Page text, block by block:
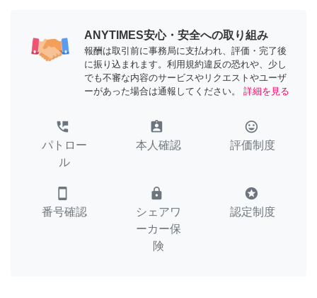
ANYTIMES安心・安全への取り組み
報酬は取引前に事務局に支払われ、評価・完了後
に振り込まれます。利用規約違反の恐れや、少し
でも不審な内容のサービスやリクエストやユーザ
ーがあった場合は通報してください。
詳細を見る
perm_phone_msg
パトロー
ル
assignment_ind
本人確認
tag_faces
評価制度
smartphone
番号確認
lock
シェアワ
ーカー保
険
stars
認定制度